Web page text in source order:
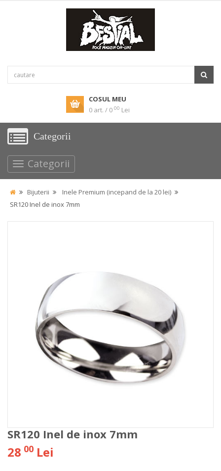
COSUL MEU
0 art. / 0 00 Lei
Categorii
Categorii
Bijuterii
Inele Premium (incepand de la 20 lei)
SR120 Inel de inox 7mm
SR120 Inel de inox 7mm
28 00 Lei